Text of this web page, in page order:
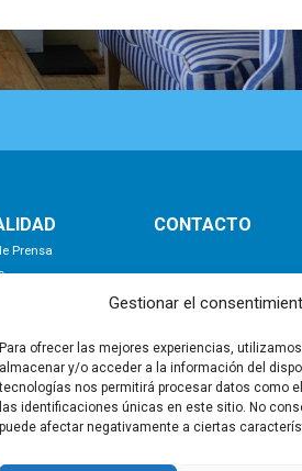
Gestionar el
Para ofrecer las mejores experiencias,
almacenar y/o acceder a la información del
tecnologías nos permitirá procesar datos como
las identificaciones únicas en este sitio. No
puede afectar negativamente a ciertas
Prensa
CONTACTO
|Aviso Legal|Política de